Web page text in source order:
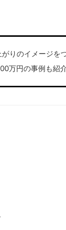
りのイメージを
万円の事例も紹介